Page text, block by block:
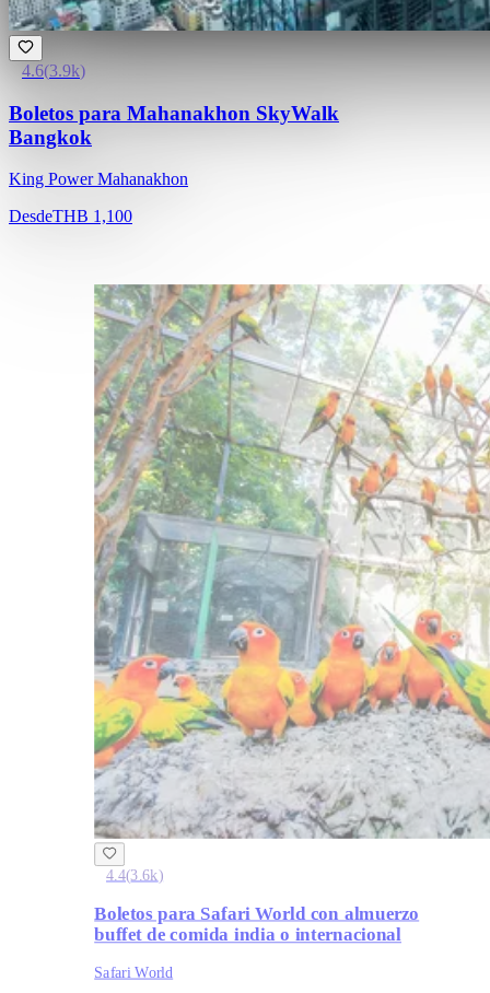
4.6(3.9k)
Boletos para Mahanakhon SkyWalk
Bangkok
King Power Mahanakhon
DesdeTHB 1,100
4.4(3.6k)
Boletos para Safari World con almuerzo
buffet de comida india o internacional
Safari World